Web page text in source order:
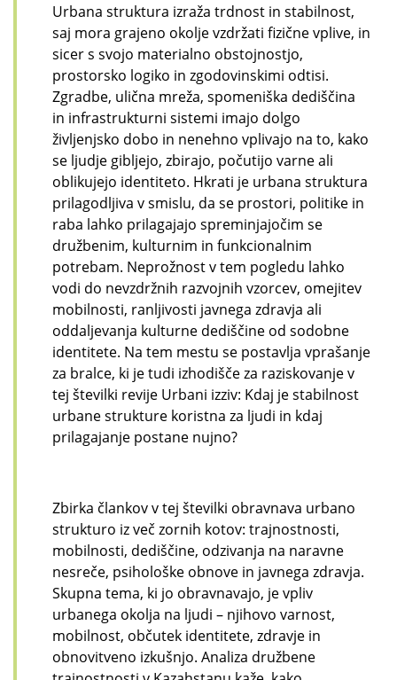
Urbana struktura izraža trdnost in stabilnost,
saj mora grajeno okolje vzdržati fizične vplive, in
sicer s svojo materialno obstojnostjo,
prostorsko logiko in zgodovinskimi odtisi.
Zgradbe, ulična mreža, spomeniška dediščina
in infrastrukturni sistemi imajo dolgo
življenjsko dobo in nenehno vplivajo na to, kako
se ljudje gibljejo, zbirajo, počutijo varne ali
oblikujejo identiteto. Hkrati je urbana struktura
prilagodljiva v smislu, da se prostori, politike in
raba lahko prilagajajo spreminjajočim se
družbenim, kulturnim in funkcionalnim
potrebam. Neprožnost v tem pogledu lahko
vodi do nevzdržnih razvojnih vzorcev, omejitev
mobilnosti, ranljivosti javnega zdravja ali
oddaljevanja kulturne dediščine od sodobne
identitete. Na tem mestu se postavlja vprašanje
za bralce, ki je tudi izhodišče za raziskovanje v
tej številki revije Urbani izziv: Kdaj je stabilnost
urbane strukture koristna za ljudi in kdaj
prilagajanje postane nujno?
Zbirka člankov v tej številki obravnava urbano
strukturo iz več zornih kotov: trajnostnosti,
mobilnosti, dediščine, odzivanja na naravne
nesreče, psihološke obnove in javnega zdravja.
Skupna tema, ki jo obravnavajo, je vpliv
urbanega okolja na ljudi – njihovo varnost,
mobilnost, občutek identitete, zdravje in
obnovitveno izkušnjo. Analiza družbene